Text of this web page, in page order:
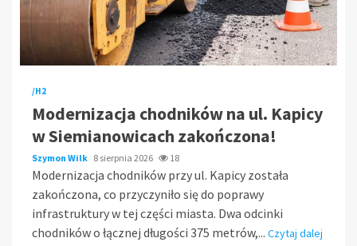
/H2
Modernizacja chodników na ul. Kapicy
w Siemianowicach zakończona!
Szymon Wilk 8 sierpnia 2026 18
Modernizacja chodników przy ul. Kapicy została
zakończona, co przyczyniło się do poprawy
infrastruktury w tej części miasta. Dwa odcinki
chodników o łącznej długości 375 metrów,... Czytaj dalej